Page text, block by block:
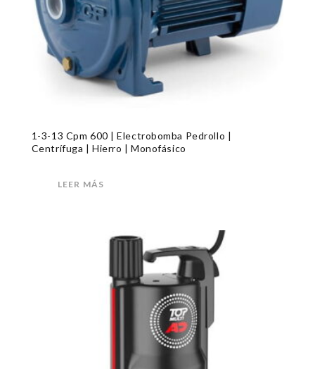
1-3-13 Cpm 600 | Electrobomba Pedrollo |
Centrífuga | Hierro | Monofásico
LEER MÁS